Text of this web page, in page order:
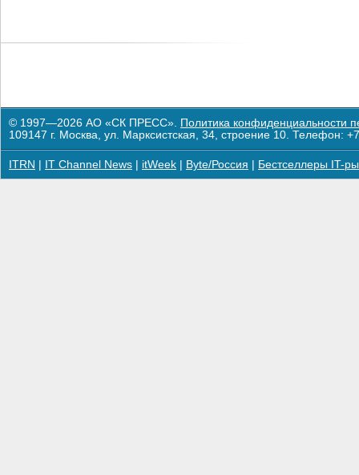
© 1997—2026 АО «СК ПРЕСС». Политика конфиденциальности
109147 г. Москва, ул. Марксистская, 34, строение 10. Телефон:
ITRN IT Channel News itWeek Byte/Россия Бестселлеры IT-